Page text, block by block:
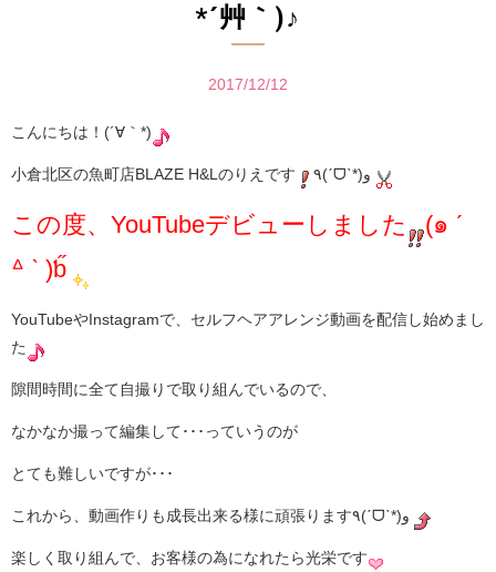
*´艸｀)♪
2017/12/12
こんにちは！(´∀｀*)
小倉北区の魚町店BLAZE H&Lのりえです
この度、YouTubeデビューしました
(๑ ˊ
ᐞ ˋ )ƅ̋
YouTubeやInstagramで、セルフヘアアレンジ動画を配信し始めまし
た
隙間時間に全て自撮りで取り組んでいるので、
なかなか撮って編集して･･･っていうのが
とても難しいですが･･･
楽しく取り組んで、お客様の為になれたら光栄です